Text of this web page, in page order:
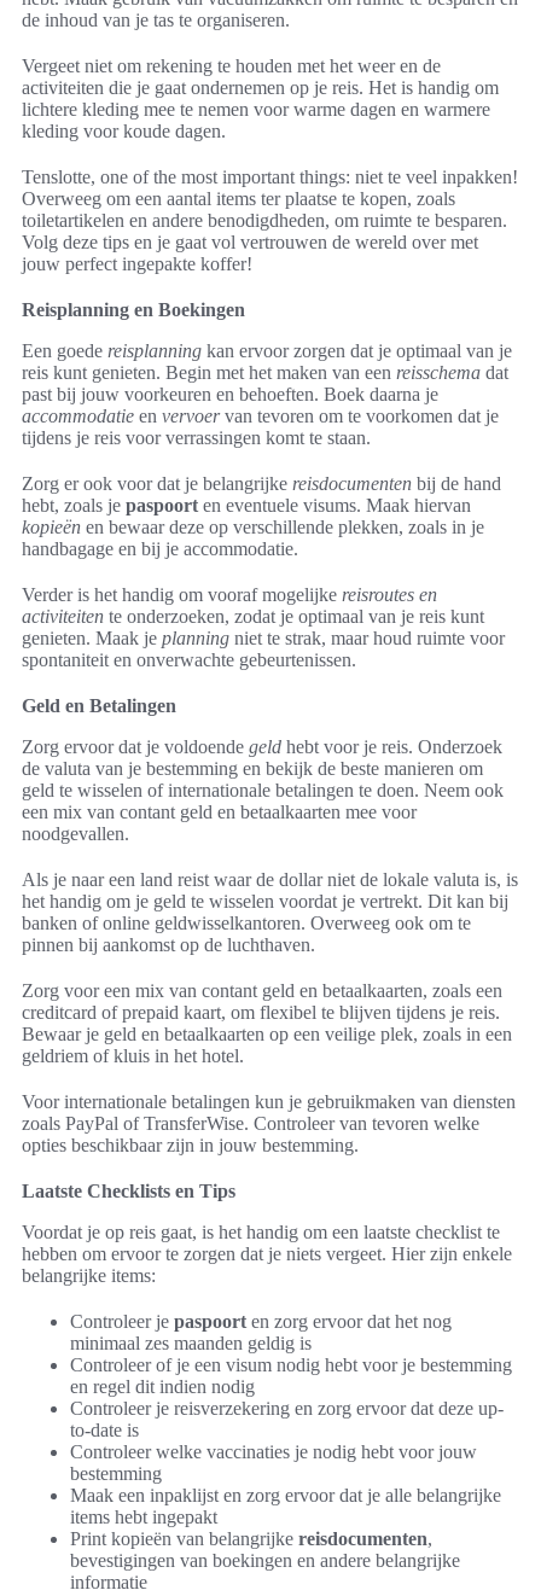
de inhoud van je tas te organiseren.
Vergeet niet om rekening te houden met het weer en de
activiteiten die je gaat ondernemen op je reis. Het is handig om
lichtere kleding mee te nemen voor warme dagen en warmere
kleding voor koude dagen.
Tenslotte, one of the most important things: niet te veel inpakken!
Overweeg om een aantal items ter plaatse te kopen, zoals
toiletartikelen en andere benodigdheden, om ruimte te besparen.
Volg deze tips en je gaat vol vertrouwen de wereld over met
jouw perfect ingepakte koffer!
Reisplanning en Boekingen
Een goede reisplanning kan ervoor zorgen dat je optimaal van je
reis kunt genieten. Begin met het maken van een reisschema dat
past bij jouw voorkeuren en behoeften. Boek daarna je
accommodatie en vervoervan tevoren om te voorkomen dat je
tijdens je reis voor verrassingen komt te staan.
Zorg er ook voor dat je belangrijke reisdocumenten bij de hand
hebt, zoals je paspoort en eventuele visums. Maak hiervan
kopieën en bewaar deze op verschillende plekken, zoals in je
handbagage en bij je accommodatie.
Verder is het handig om vooraf mogelijke reisroutes en
activiteiten te onderzoeken, zodat je optimaal van je reis kunt
genieten. Maak je planning niet te strak, maar houd ruimte voor
spontaniteit en onverwachte gebeurtenissen.
Geld en Betalingen
Zorg ervoor dat je voldoende geld hebt voor je reis. Onderzoek
de valuta van je bestemming en bekijk de beste manieren om
geld te wisselen of internationale betalingen te doen. Neem ook
een mix van contant geld en betaalkaarten mee voor
noodgevallen.
Als je naar een land reist waar de dollar niet de lokale valuta is, is
het handig om je geld te wisselen voordat je vertrekt. Dit kan bij
banken of online geldwisselkantoren. Overweeg ook om te
pinnen bij aankomst op de luchthaven.
Zorg voor een mix van contant geld en betaalkaarten, zoals een
creditcard of prepaid kaart, om flexibel te blijven tijdens je reis.
Bewaar je geld en betaalkaarten op een veilige plek, zoals in een
geldriem of kluis in het hotel.
Voor internationale betalingen kun je gebruikmaken van diensten
zoals PayPal of TransferWise. Controleer van tevoren welke
opties beschikbaar zijn in jouw bestemming.
Laatste Checklists en Tips
Voordat je op reis gaat, is het handig om een laatste checklist te
hebben om ervoor te zorgen dat je niets vergeet. Hier zijn enkele
belangrijke items:
Controleer je paspoort en zorg ervoor dat het nog
minimaal zes maanden geldig is
Controleer of je een visum nodig hebt voor je bestemming
en regel dit indien nodig
Controleer je reisverzekering en zorg ervoor dat deze up-
to-date is
Controleer welke vaccinaties je nodig hebt voor jouw
bestemming
Maak een inpaklijst en zorg ervoor dat je alle belangrijke
items hebt ingepakt
Print kopieën van belangrijke reisdocumenten,
bevestigingen van boekingen en andere belangrijke
informatie